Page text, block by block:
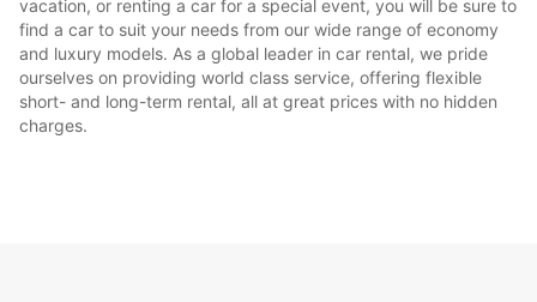
vacation, or renting a car for a special event, you will be sure to
find a car to suit your needs from our wide range of economy
and luxury models. As a global leader in car rental, we pride
ourselves on providing world class service, offering flexible
short- and long-term rental, all at great prices with no hidden
charges.